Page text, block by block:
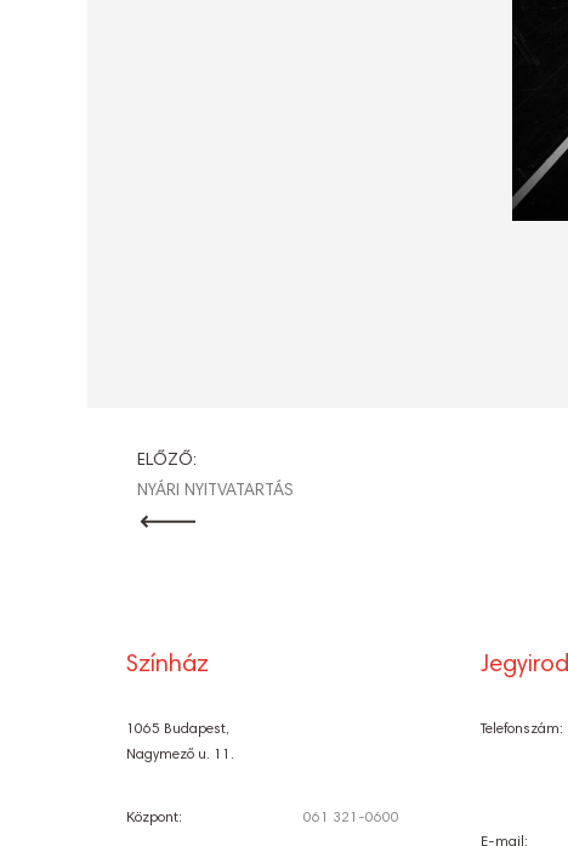
BEJEGYZÉS
ELŐZŐ:
NYÁRI NYITVATARTÁS
Színház
1065 Budapest,
Nagymező u. 11.
Központ: 061 321-0600
Telefonszám:
E-mail: